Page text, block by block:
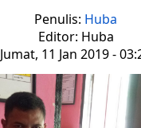
Penulis: Huba
Editor: Huba
Jumat, 11 Jan 2019 -